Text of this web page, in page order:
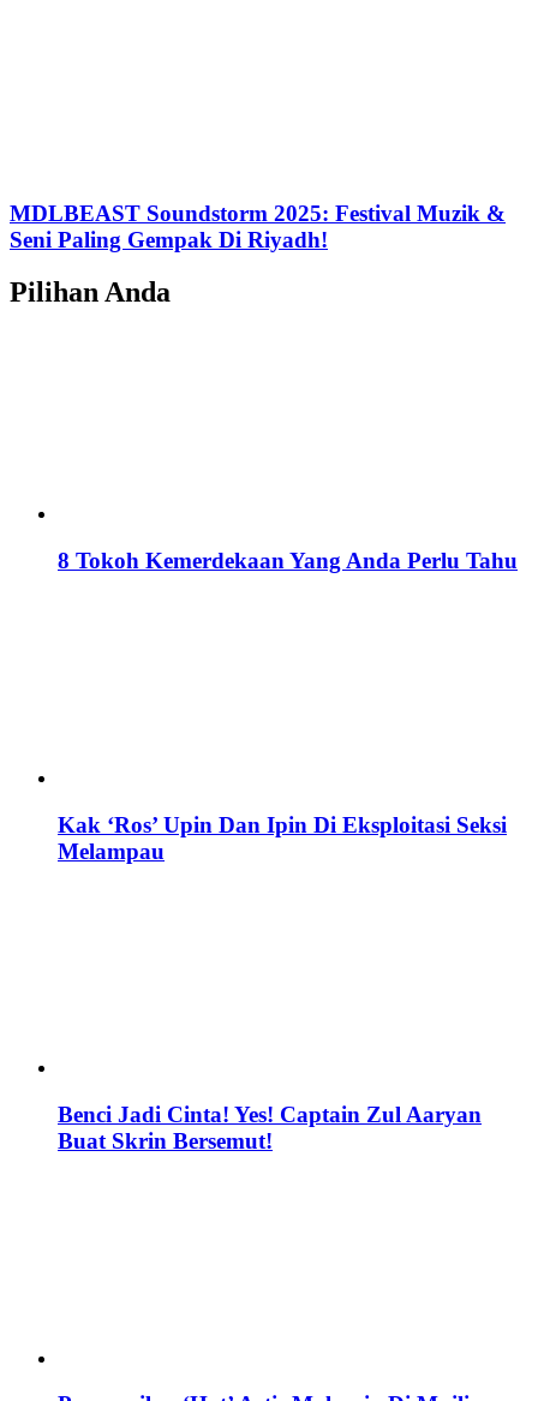
MDLBEAST Soundstorm 2025: Festival Muzik &
Seni Paling Gempak Di Riyadh!
Pilihan Anda
8 Tokoh Kemerdekaan Yang Anda Perlu Tahu
Kak ‘Ros’ Upin Dan Ipin Di Eksploitasi Seksi
Melampau
Benci Jadi Cinta! Yes! Captain Zul Aaryan
Buat Skrin Bersemut!